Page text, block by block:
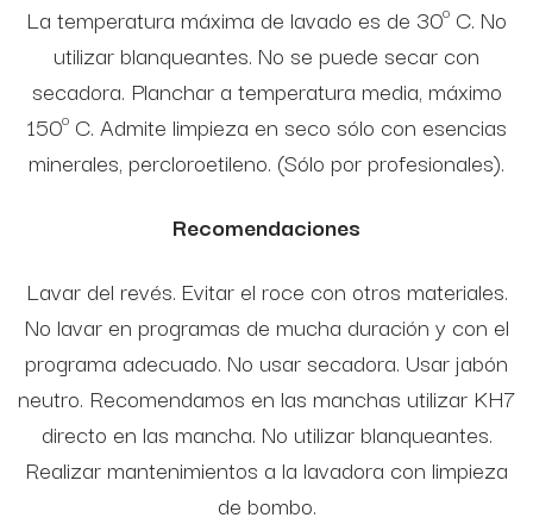
La temperatura máxima de lavado es de 30º C. No
utilizar blanqueantes. No se puede secar con
secadora. Planchar a temperatura media, máximo
150º C. Admite limpieza en seco sólo con esencias
minerales, percloroetileno. (Sólo por profesionales).
Recomendaciones
Lavar del revés. Evitar el roce con otros materiales.
No lavar en programas de mucha duración y con el
programa adecuado. No usar secadora. Usar jabón
neutro. Recomendamos en las manchas utilizar KH7
directo en las mancha. No utilizar blanqueantes.
Realizar mantenimientos a la lavadora con limpieza
de bombo.